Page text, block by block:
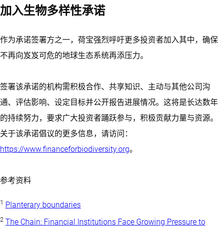
加入生物多样性承诺
作为承诺签署方之一，荷宝强烈呼吁更多投资者加入其中，确保
不再向岌岌可危的地球生态系统再添压力。
签署该承诺的机构需积极合作、共享知识、主动与其他公司沟
通、评估影响、设定目标并公开报告进展情况。这将是长达数年
的持续努力，要求广大投资者踊跃参与，积极贡献力量与资源。
关于该承诺倡议的更多信息，请访问：
https://www.financeforbiodiversity.org。
参考资料
1 Planterary boundaries
2 The Chain: Financial Institutions Face Growing Pressure to